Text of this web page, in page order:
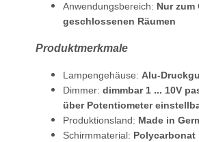
Anwendungsbereich: Nur zum
geschlossenen Räumen
Produktmerkmale
Lampengehäuse: Alu-
Dimmer: dimmbar 1 ... 10V
über Potentiometer
Produktionsland: Made in
Schirmmaterial: Polycarbonat